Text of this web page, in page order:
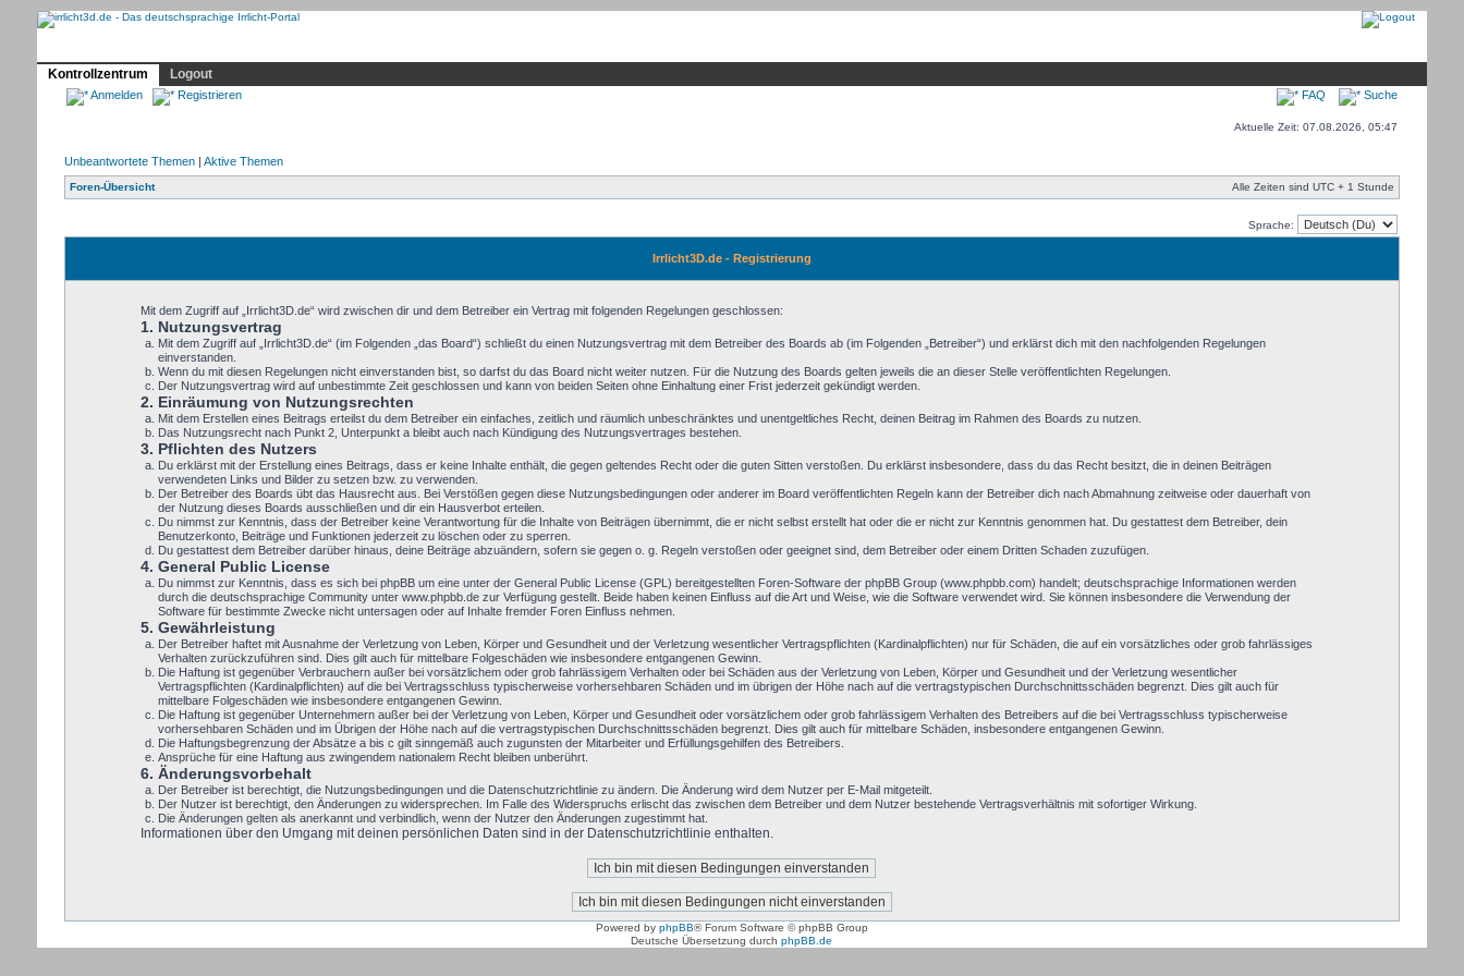
Kontrollzentrum
Logout
Anmelden Registrieren FAQ Suche
Aktuelle Zeit: 07.08.2026, 05:47
Unbeantwortete Themen| Aktive Themen
Foren-Übersicht Alle Zeiten sind UTC + 1 Stunde
Sprache:
Irrlicht3D.de - Registrierung
Mit dem Zugriff auf „Irrlicht3D.de“ wird zwischen dir und dem Betreiber ein Vertrag mit folgenden Regelungen geschlossen:
1. Nutzungsvertrag
Mit dem Zugriff auf „Irrlicht3D.de“ (im Folgenden „das Board“) schließt du einen Nutzungsvertrag mit dem Betreiber des Boards ab (im Folgenden „Betreiber“) und erklärst dich mit den nachfolgenden Regelungen
einverstanden.
Wenn du mit diesen Regelungen nicht einverstanden bist, so darfst du das Board nicht weiter nutzen. Für die Nutzung des Boards gelten jeweils die an dieser Stelle veröffentlichten Regelungen.
Der Nutzungsvertrag wird auf unbestimmte Zeit geschlossen und kann von beiden Seiten ohne Einhaltung einer Frist jederzeit gekündigt werden.
2. Einräumung von Nutzungsrechten
Mit dem Erstellen eines Beitrags erteilst du dem Betreiber ein einfaches, zeitlich und räumlich unbeschränktes und unentgeltliches Recht, deinen Beitrag im Rahmen des Boards zu nutzen.
Das Nutzungsrecht nach Punkt 2, Unterpunkt a bleibt auch nach Kündigung des Nutzungsvertrages bestehen.
3. Pflichten des Nutzers
Du erklärst mit der Erstellung eines Beitrags, dass er keine Inhalte enthält, die gegen geltendes Recht oder die guten Sitten verstoßen. Du erklärst insbesondere, dass du das Recht besitzt, die in deinen Beiträgen
verwendeten Links und Bilder zu setzen bzw. zu verwenden.
Der Betreiber des Boards übt das Hausrecht aus. Bei Verstößen gegen diese Nutzungsbedingungen oder anderer im Board veröffentlichten Regeln kann der Betreiber dich nach Abmahnung zeitweise oder dauerhaft von
der Nutzung dieses Boards ausschließen und dir ein Hausverbot erteilen.
Du nimmst zur Kenntnis, dass der Betreiber keine Verantwortung für die Inhalte von Beiträgen übernimmt, die er nicht selbst erstellt hat oder die er nicht zur Kenntnis genommen hat. Du gestattest dem Betreiber, dein
Benutzerkonto, Beiträge und Funktionen jederzeit zu löschen oder zu sperren.
Du gestattest dem Betreiber darüber hinaus, deine Beiträge abzuändern, sofern sie gegen o. g. Regeln verstoßen oder geeignet sind, dem Betreiber oder einem Dritten Schaden zuzufügen.
4. General Public License
Du nimmst zur Kenntnis, dass es sich bei phpBB um eine unter der General Public License (GPL) bereitgestellten Foren-Software der phpBB Group (www.phpbb.com) handelt; deutschsprachige Informationen werden
durch die deutschsprachige Community unter www.phpbb.de zur Verfügung gestellt. Beide haben keinen Einfluss auf die Art und Weise, wie die Software verwendet wird. Sie können insbesondere die Verwendung der
Software für bestimmte Zwecke nicht untersagen oder auf Inhalte fremder Foren Einfluss nehmen.
5. Gewährleistung
Der Betreiber haftet mit Ausnahme der Verletzung von Leben, Körper und Gesundheit und der Verletzung wesentlicher Vertragspflichten (Kardinalpflichten) nur für Schäden, die auf ein vorsätzliches oder grob fahrlässiges
Verhalten zurückzuführen sind. Dies gilt auch für mittelbare Folgeschäden wie insbesondere entgangenen Gewinn.
Die Haftung ist gegenüber Verbrauchern außer bei vorsätzlichem oder grob fahrlässigem Verhalten oder bei Schäden aus der Verletzung von Leben, Körper und Gesundheit und der Verletzung wesentlicher
Vertragspflichten (Kardinalpflichten) auf die bei Vertragsschluss typischerweise vorhersehbaren Schäden und im übrigen der Höhe nach auf die vertragstypischen Durchschnittsschäden begrenzt. Dies gilt auch für
mittelbare Folgeschäden wie insbesondere entgangenen Gewinn.
Die Haftung ist gegenüber Unternehmern außer bei der Verletzung von Leben, Körper und Gesundheit oder vorsätzlichem oder grob fahrlässigem Verhalten des Betreibers auf die bei Vertragsschluss typischerweise
vorhersehbaren Schäden und im Übrigen der Höhe nach auf die vertragstypischen Durchschnittsschäden begrenzt. Dies gilt auch für mittelbare Schäden, insbesondere entgangenen Gewinn.
Die Haftungsbegrenzung der Absätze a bis c gilt sinngemäß auch zugunsten der Mitarbeiter und Erfüllungsgehilfen des Betreibers.
Ansprüche für eine Haftung aus zwingendem nationalem Recht bleiben unberührt.
6. Änderungsvorbehalt
Der Betreiber ist berechtigt, die Nutzungsbedingungen und die Datenschutzrichtlinie zu ändern. Die Änderung wird dem Nutzer per E-Mail mitgeteilt.
Der Nutzer ist berechtigt, den Änderungen zu widersprechen. Im Falle des Widerspruchs erlischt das zwischen dem Betreiber und dem Nutzer bestehende Vertragsverhältnis mit sofortiger Wirkung.
Die Änderungen gelten als anerkannt und verbindlich, wenn der Nutzer den Änderungen zugestimmt hat.
Informationen über den Umgang mit deinen persönlichen Daten sind in der Datenschutzrichtlinie enthalten.
Powered by phpBB® Forum Software © phpBB Group
Deutsche Übersetzung durchphpBB.de